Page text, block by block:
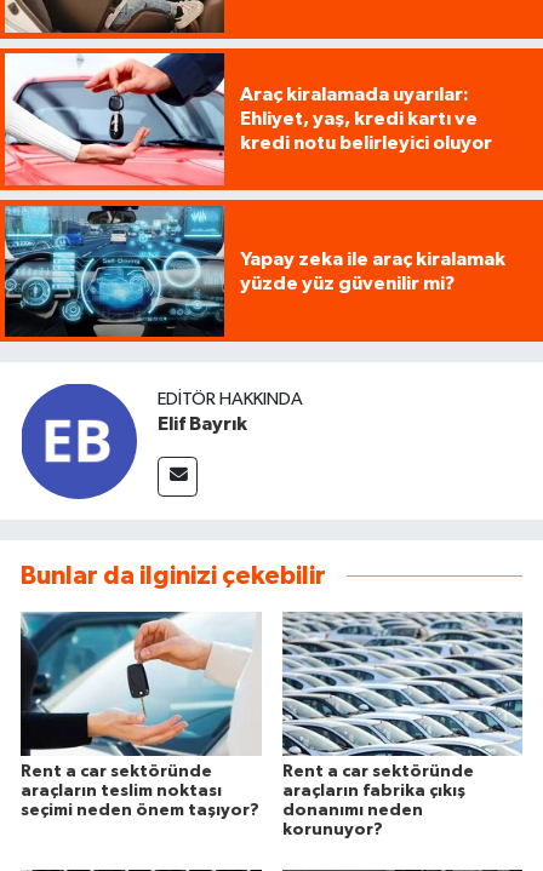
Araç kiralamada uyarılar:
Ehliyet, yaş, kredi kartı ve
kredi notu belirleyici oluyor
Yapay zeka ile araç kiralamak
yüzde yüz güvenilir mi?
EDITÖR HAKKINDA
Elif Bayrık
Bunlar da ilginizi çekebilir
Rent a car sektöründe
araçların teslim noktası
seçimi neden önem taşıyor?
Rent a car sektöründe
araçların fabrika çıkış
donanımı neden
korunuyor?